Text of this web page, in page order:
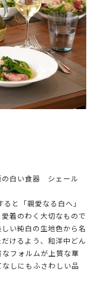
の白い食器 シェール
と「親愛なる白へ」
着のわく大切なもので
い純白の生地色から名
けるよう、和洋中どん
フォルムが上質な華
しにもふさわしい品